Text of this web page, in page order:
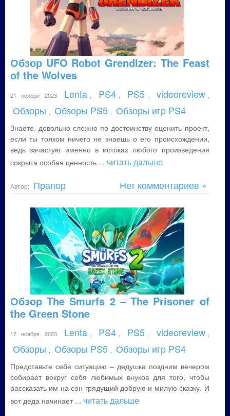
Обзор UFO Robot Grendizer: The Feast
of the Wolves
21 ноября 2023 Lenta PS4 PS5 videoreview
Обзоры Обзоры PS5 Обзоры игр PS4
Знаете, довольно сложно по достоинству оценить проект,
если ты толком ничего не знаешь о его происхождении,
ведь зачастую именно в истоках любого произведения
сокрыта особая ценность ... читать дальше
Автор: Прапор Нет комментариев »
Обзор The Smurfs 2 – The Prisoner of
the Green Stone
17 ноября 2023 Lenta PS4 PS5 videoreview
Обзоры Обзоры PS5 Обзоры игр PS4
Представьте себе ситуацию – дедушка поздним вечером
собирает вокруг себя любимых внуков для того, чтобы
рассказать им на сон грядущий добрую и милую сказку. И
вот деда начинает ... читать дальше